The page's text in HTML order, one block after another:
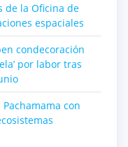
de la Oficina de
espaciales
condecoración
por labor tras
con